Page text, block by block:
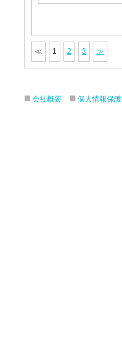
≪ 1 2 3 ≫
会社概要 個人情報保